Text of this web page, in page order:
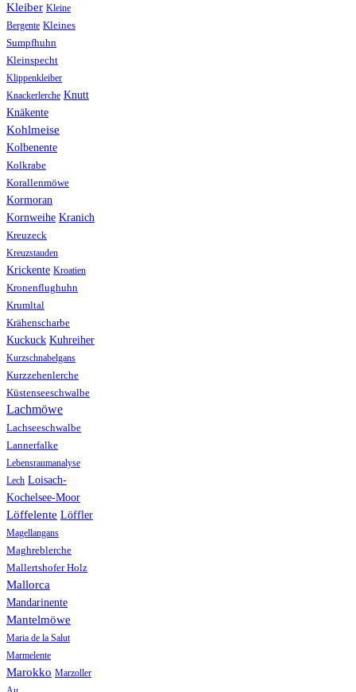
Kleiber Kleine
Bergente Kleines
Sumpfhuhn
Kleinspecht
Klippenkleiber
Knackerlerche Knutt
Knäkente
Kohlmeise
Kolbenente
Kolkrabe
Korallenmöwe
Kormoran
Kornweihe Kranich
Kreuzeck
Kreuzstauden
Krickente Kroatien
Kronenflughuhn
Krumltal
Krähenscharbe
Kuckuck Kuhreiher
Kurzschnabelgans
Kurzzehenlerche
Küstenseeschwalbe
Lachmöwe
Lachseeschwalbe
Lannerfalke
Lebensraumanalyse
Lech Loisach-
Kochelsee-Moor
Löffelente Löffler
Magellangans
Maghreblerche
Mallertshofer Holz
Mallorca
Mandarinente
Mantelmöwe
Maria de la Salut
Marmelente
Marokko Marzoller